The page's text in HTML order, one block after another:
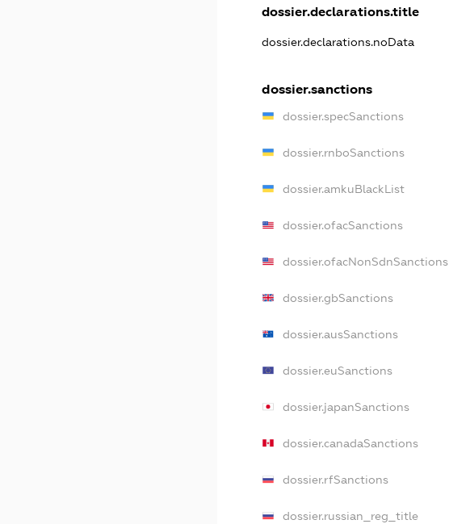
dossier.declarations.title
dossier.declarations.noData
dossier.sanctions
dossier.specSanctions
dossier.rnboSanctions
dossier.amkuBlackList
dossier.ofacSanctions
dossier.ofacNonSdnSanctions
dossier.gbSanctions
dossier.ausSanctions
dossier.euSanctions
dossier.japanSanctions
dossier.canadaSanctions
dossier.rfSanctions
dossier.russian_reg_title